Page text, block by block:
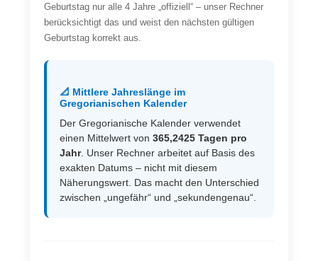
Geburtstag nur alle 4 Jahre „offiziell“ – unser Rechner
berücksichtigt das und weist den nächsten gültigen
Geburtstag korrekt aus.
📐 Mittlere Jahreslänge im
Gregorianischen Kalender
Der Gregorianische Kalender verwendet
einen Mittelwert von 365,2425 Tagen pro
Jahr. Unser Rechner arbeitet auf Basis des
exakten Datums – nicht mit diesem
Näherungswert. Das macht den Unterschied
zwischen „ungefähr“ und „sekundengenau“.